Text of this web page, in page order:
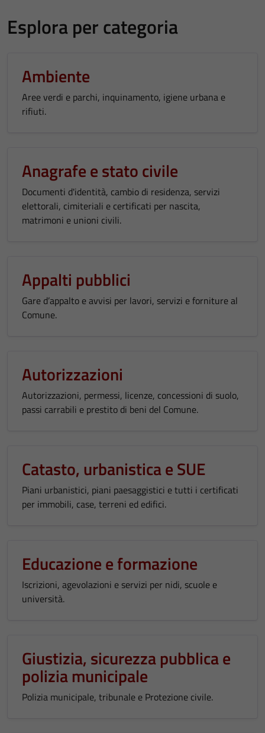
Esplora per categoria
Ambiente
Aree verdi e parchi, inquinamento, igiene urbana e
rifiuti.
Anagrafe e stato civile
Documenti d'identità, cambio di residenza, servizi
elettorali, cimiteriali e certificati per nascita,
matrimoni e unioni civili.
Appalti pubblici
Gare d’appalto e avvisi per lavori, servizi e forniture al
Comune.
Autorizzazioni
Autorizzazioni, permessi, licenze, concessioni di suolo,
passi carrabili e prestito di beni del Comune.
Catasto, urbanistica e SUE
Piani urbanistici, piani paesaggistici e tutti i certificati
per immobili, case, terreni ed edifici.
Educazione e formazione
Iscrizioni, agevolazioni e servizi per nidi, scuole e
università.
Giustizia, sicurezza pubblica e
polizia municipale
Polizia municipale, tribunale e Protezione civile.